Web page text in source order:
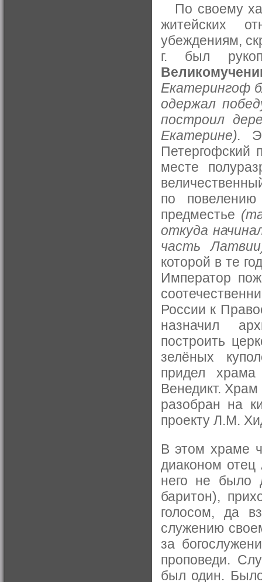
По своему
житейских
убеждениям,
г. был
Екатерингоф
одержал
построил
Екатерине).
Петергофский
месте
по
предместье
откуда
часть
которой в те
Император
России к
назначил
построить
зелёных
придел храма
Венедикт. Храм
разобран на
проекту Л.М.
В этом храме
диаконом
него не было
баритон),
голосом, да
служению
за
проповеди.
был один.